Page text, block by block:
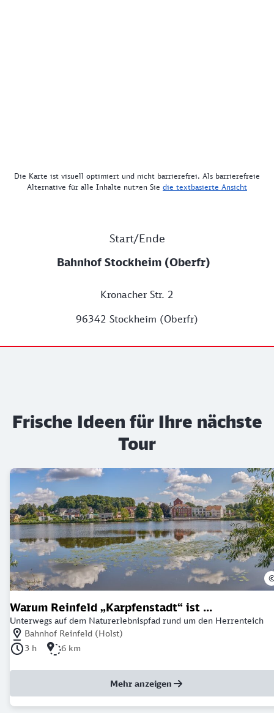
Die Karte ist visuell optimiert und nicht barrierefrei. Als barrierefreie
Alternative für alle Inhalte nutzen Sie die textbasierte Ansicht
Start/Ende
Bahnhof Stockheim (Oberfr)
Kronacher Str. 2
96342 Stockheim (Oberfr)
Frische Ideen für Ihre nächste
Tour
Warum Reinfeld „Karpfenstadt“ ist ...
Unterwegs auf dem Naturerlebnispfad rund um den Herrenteich
Nächstgelegener Bahnhof: Bahnhof Reinfeld (Holst)
Bahnhof Reinfeld (Holst)
Dauer der Tour: 3 Stunden
3 h Länge der Tour: 6 Kilometer
6 km
Mehr anzeigen